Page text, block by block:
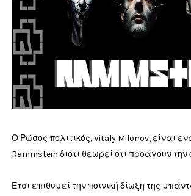
Ο Ρώσος πολιτικός, Vitaly Milonov, είναι
Rammstein διότι θεωρεί ότι προάγουν
Έτσι επιθυμεί την ποινική δίωξη της